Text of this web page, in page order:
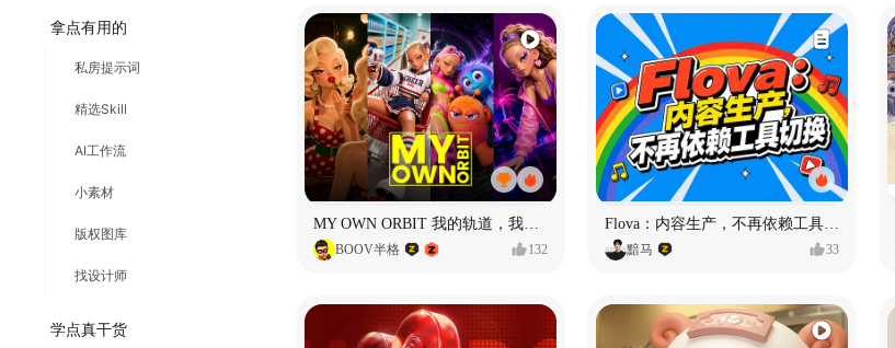
拿点有用的
私房提示词
精选Skill
AI工作流
小素材
版权图库
找设计师
学点真干货
MY OWN ORBIT 我的轨道，我的定义#MVLAND嘻哈狂欢派对
BOOV半格 132
Flova：内容生产，不再依赖工具切换
黯马 33